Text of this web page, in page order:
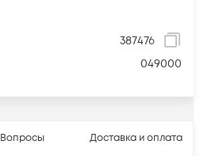
387476
049000
Вопросы Доставка и оплата